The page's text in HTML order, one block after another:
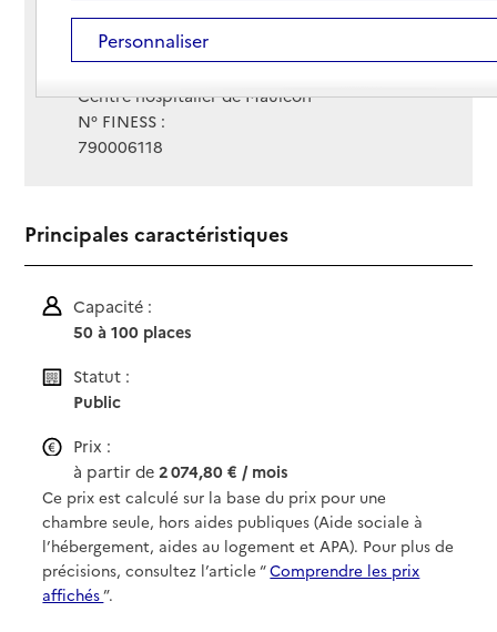
Contact
Contact
Site Internet
Site internet
Centre hospitalier de Mauleon
N° FINESS :
790006118
Principales caractéristiques
Capacité :
50 à 100 places
Statut :
Public
Prix :
à partir de2 074,80 € / mois
Ce prix est calculé sur la base du prix pour une
chambre seule, hors aides publiques (Aide sociale à
l’hébergement, aides au logement et APA). Pour plus de
précisions, consultez l’article “Comprendre les prix
affichés”.
Personnaliser